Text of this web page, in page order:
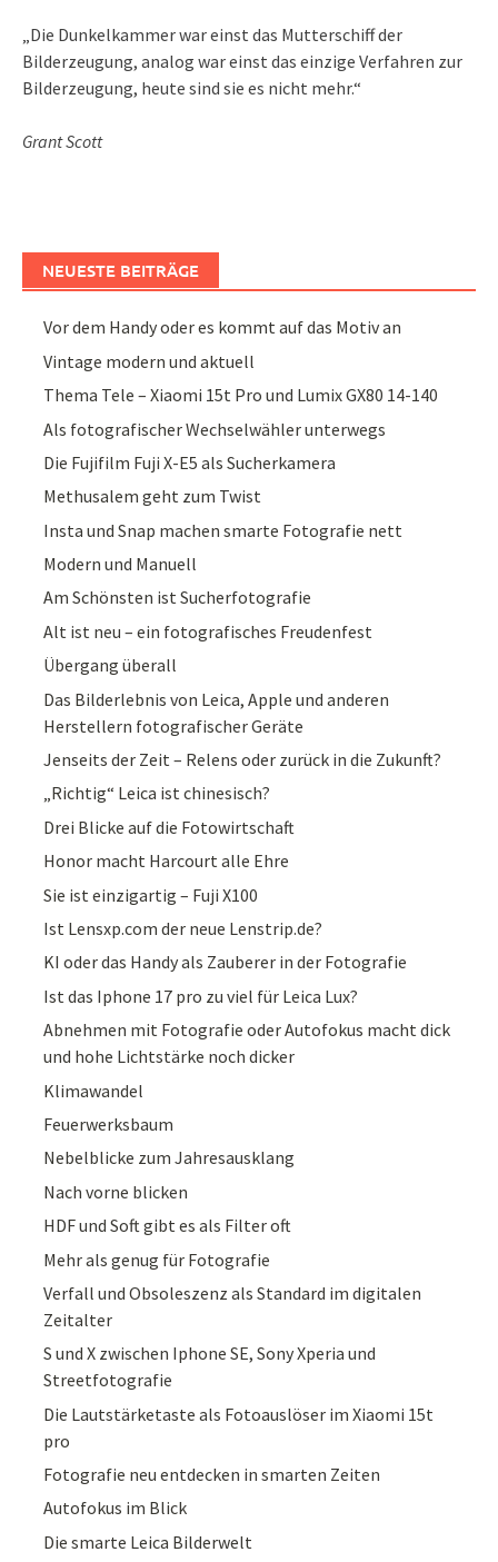
„Die Dunkelkammer war einst das Mutterschiff der
Bilderzeugung, analog war einst das einzige Verfahren zur
Bilderzeugung, heute sind sie es nicht mehr.“
Grant Scott
NEUESTE BEITRÄGE
Vor dem Handy oder es kommt auf das Motiv an
Vintage modern und aktuell
Thema Tele – Xiaomi 15t Pro und Lumix GX80 14-140
Als fotografischer Wechselwähler unterwegs
Die Fujifilm Fuji X-E5 als Sucherkamera
Methusalem geht zum Twist
Insta und Snap machen smarte Fotografie nett
Modern und Manuell
Am Schönsten ist Sucherfotografie
Alt ist neu – ein fotografisches Freudenfest
Übergang überall
Das Bilderlebnis von Leica, Apple und anderen
Herstellern fotografischer Geräte
Jenseits der Zeit – Relens oder zurück in die Zukunft?
„Richtig“ Leica ist chinesisch?
Drei Blicke auf die Fotowirtschaft
Honor macht Harcourt alle Ehre
Sie ist einzigartig – Fuji X100
Ist Lensxp.com der neue Lenstrip.de?
KI oder das Handy als Zauberer in der Fotografie
Ist das Iphone 17 pro zu viel für Leica Lux?
Abnehmen mit Fotografie oder Autofokus macht dick
und hohe Lichtstärke noch dicker
Klimawandel
Feuerwerksbaum
Nebelblicke zum Jahresausklang
Nach vorne blicken
HDF und Soft gibt es als Filter oft
Mehr als genug für Fotografie
Verfall und Obsoleszenz als Standard im digitalen
Zeitalter
S und X zwischen Iphone SE, Sony Xperia und
Streetfotografie
Die Lautstärketaste als Fotoauslöser im Xiaomi 15t
pro
Fotografie neu entdecken in smarten Zeiten
Autofokus im Blick
Die smarte Leica Bilderwelt